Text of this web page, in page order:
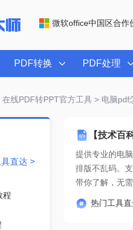
微软office中国区合作
PDF转换 PDF处理
在线PDF转PPT官方工具> 电脑pdf
【技术百
提供专业的电
带你了解，无
热门工具直
直达 >
程